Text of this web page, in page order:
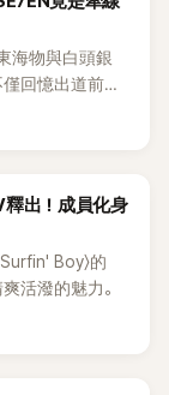
海物與白頭銀
回憶出道前的
，讓東海忍不
釋出！成員化身
Boy〉的
活潑的魅力。